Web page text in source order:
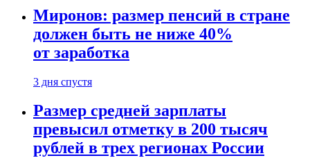
Миронов: размер пенсий в стране
должен быть не ниже 40%
от заработка
3 дня спустя
Размер средней зарплаты
превысил отметку в 200 тысяч
рублей в трех регионах России